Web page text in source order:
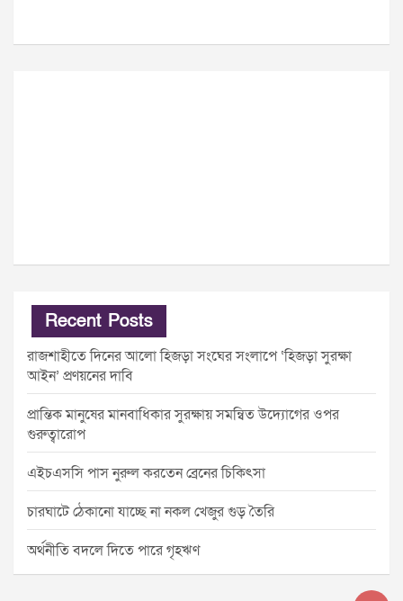
Recent Posts
রাজশাহীতে দিনের আলো হিজড়া সংঘের সংলাপে ‘হিজড়া সুরক্ষা
আইন’ প্রণয়নের দাবি
প্রান্তিক মানুষের মানবাধিকার সুরক্ষায় সমন্বিত উদ্যোগের ওপর
গুরুত্বারোপ
এইচএসসি পাস নুরুল করতেন ব্রেনের চিকিৎসা
চারঘাটে ঠেকানো যাচ্ছে না নকল খেজুর গুড় তৈরি
অর্থনীতি বদলে দিতে পারে গৃহঋণ